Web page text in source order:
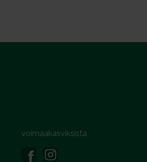
voimaakasviksista